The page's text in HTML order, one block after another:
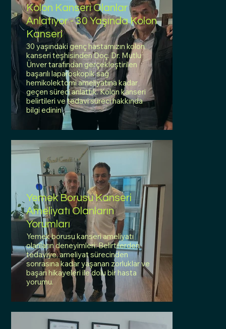
Kolon Kanseri Olanlar
Anlatıyor - 30 Yaşında Kolon
Kanseri
30 yaşındaki genç hastamızın kolon
kanseri teşhisinden Doç. Dr. Mutlu
Ünver tarafından gerçekleştirilen
başarılı laparoskopik sağ
hemikolektomi ameliyatına kadar
geçen süreci anlattık. Kolon kanseri
belirtileri ve tedavi süreci hakkında
bilgi edinin
Yemek Borusu Kanseri
Ameliyatı Olanların
Yorumları
Yemek borusu kanseri ameliyatı
olanların deneyimleri: Belirtilerden
tedaviye, ameliyat sürecinden
sonrasına kadar yaşanan zorluklar ve
başarı hikayeleri ile dolu bir hasta
yorumu.